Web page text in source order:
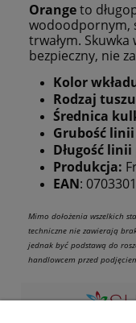
Orangeto
wodoodpornym,
trwałym.
bezpieczny, nie
Kolor
Rodzaj
Średnica
Grubość
Długość
Produkcja:
EAN:
Mimo dołożenia wszelkich
techniczne nie zawierają
jednak być podstawą do
handlowcem przed